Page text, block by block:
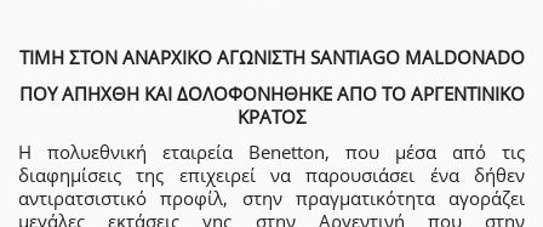
ΤΙΜΗ ΣΤΟΝ ΑΝΑΡΧΙΚΟ ΑΓΩΝΙΣΤΗ SANTIAGO MALDONADO
ΠΟΥ ΑΠΗΧΘΗ ΚΑΙ ΔΟΛΟΦΟΝΗΘΗΚΕ ΑΠΟ ΤΟ ΑΡΓΕΝΤΙΝΙΚΟ
ΚΡΑΤΟΣ
Η πολυεθνική εταιρεία Benetton, που μέσα από τις
διαφημίσεις της επιχειρεί να παρουσιάσει ένα δήθεν
αντιρατσιστικό προφίλ, στην πραγματικότητα αγοράζει
μεγάλες εκτάσεις γης στην Αργεντινή που στην